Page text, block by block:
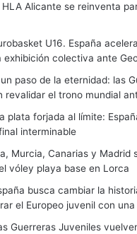
HLA Alicante se reinventa
U16. España
colectiva ante
paso de la eternidad: las
revalidar el trono mundial
plata forjada al límite:
interminable
Murcia, Canarias y Madrid
vóley playa base en Lorca
busca cambiar la
el Europeo juvenil con una
Guerreras Juveniles